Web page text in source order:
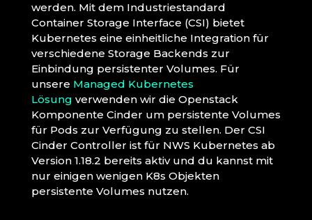
werden. Mit dem Industriestandard
Container Storage Interface (CSI) bietet
Kubernetes eine einheitliche Integration für
verschiedene Storage Backends zur
Einbindung persistenter Volumes. Für
unsere Managed Kubernetes
Lösung verwenden wir die Openstack
Komponente Cinder um persistente Volumes
für Pods zur Verfügung zu stellen. Der CSI
Cinder Controller ist für NWS Kubernetes ab
Version 1.18.2 bereits aktiv und du kannst mit
nur einigen wenigen K8s Objekten
persistente Volumes nutzen.